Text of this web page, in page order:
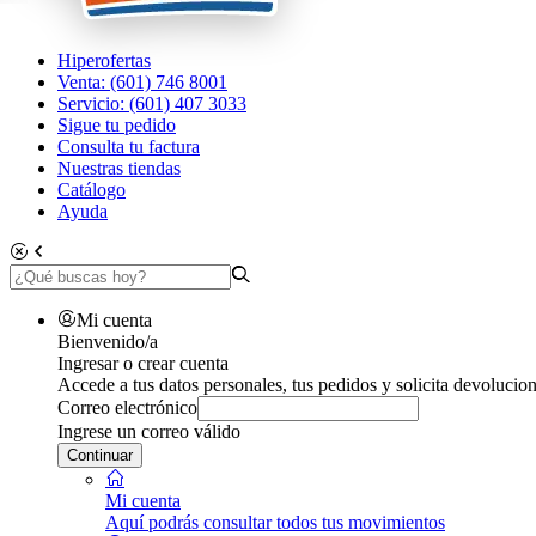
Hiperofertas
Venta: (601) 746 8001
Servicio: (601) 407 3033
Sigue tu pedido
Consulta tu factura
Nuestras tiendas
Catálogo
Ayuda
Mi cuenta
Bienvenido/a
Ingresar o crear cuenta
Accede a tus datos personales, tus pedidos y solicita
Correo electrónico
Ingrese un correo válido
Continuar
Mi cuenta
Aquí podrás consultar todos tus movimientos